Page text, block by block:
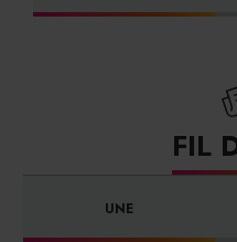
FIL
UNE